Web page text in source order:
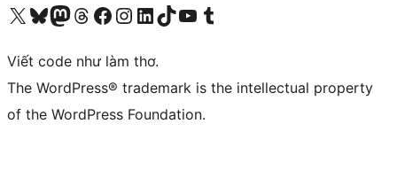
Truy cập tài khoản X (trước đây là Twitter) của chúng tôiVisit our Bluesky account
Visit our Mastodon account
Visit our Threads account
Xem trang Facebook của chúng tôiTruy cập tài khoản Instagram của chúng tôiTruy cập tài khoản LinkedIn của chúng tôiVisit our TikTok account
Truy cập kênh YouTube của chúng tôi Visit our Tumblr account
Viết code như làm thơ.
The WordPress® trademark is the intellectual property
of the WordPress Foundation.